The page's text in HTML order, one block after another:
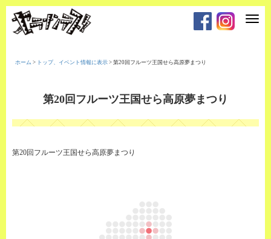
T
t
i
ホーム > トップ、イベント情報に表示 > 第20回フルーツ王国せら高原夢まつり
第20回フルーツ王国せら高原夢まつり
第20回フルーツ王国せら高原夢まつり